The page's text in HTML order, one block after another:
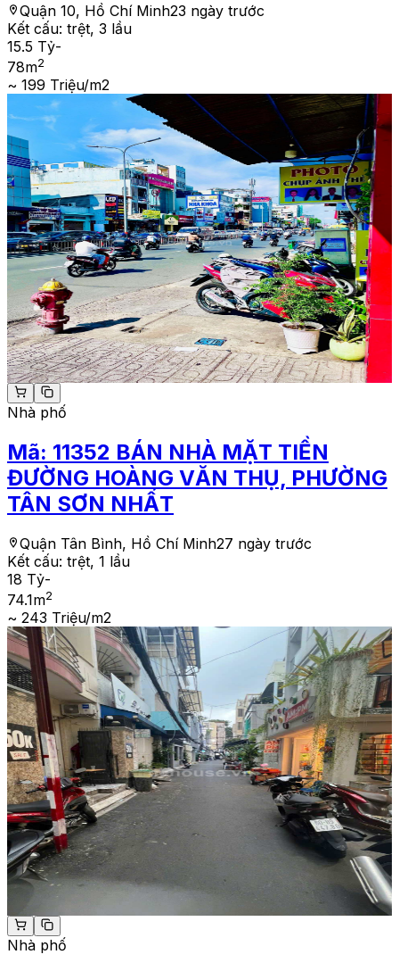
Quận 10, Hồ Chí Minh23 ngày trước
Kết cấu: trệt, 3 lầu
15.5 Tỷ-
78m2
~ 199 Triệu/m2
Nhà phố
Mã: 11352 BÁN NHÀ MẶT TIỀN
ĐƯỜNG HOÀNG VĂN THỤ, PHƯỜNG
TÂN SƠN NHẤT
Quận Tân Bình, Hồ Chí Minh27 ngày trước
Kết cấu: trệt, 1 lầu
18 Tỷ-
74.1m2
~ 243 Triệu/m2
Nhà phố